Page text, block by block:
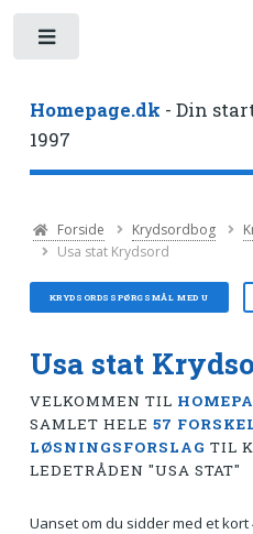
Homepage.dk - Din
1997
Forside Krydsordbog
Usa stat Krydsord
KRYDSORDSSPØRGSMÅL MED U
Usa stat
VELKOMMEN TIL
SAMLET HELE 57
LØSNINGSFORSLAG TIL
LEDETRÅDEN "USA STAT"
Uanset om du sidder med et